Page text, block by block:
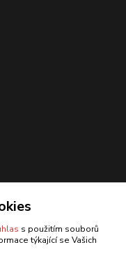
s použitím souborů
týkající se Vašich